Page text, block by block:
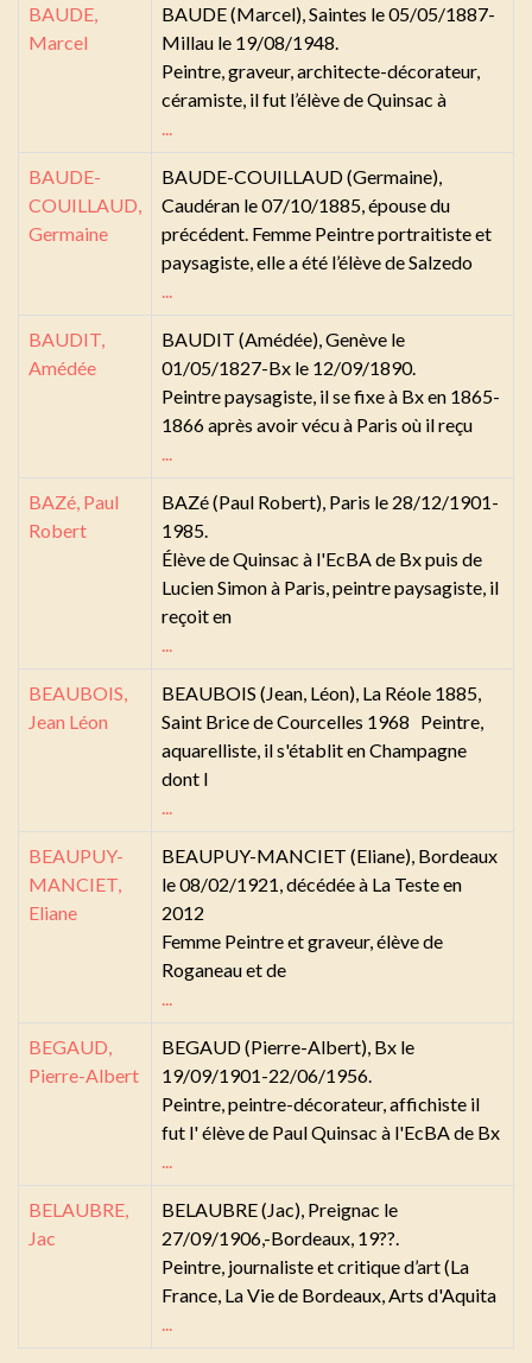
BAUDE,
Marcel
BAUDE (Marcel), Saintes le 05/05/1887-
Millau le 19/08/1948.
Peintre, graveur, architecte-décorateur,
céramiste, il fut l’élève de Quinsac à
BAUDE-
COUILLAUD,
Germaine
BAUDE-COUILLAUD (Germaine),
Caudéran le 07/10/1885, épouse du
précédent. Femme Peintre portraitiste et
paysagiste, elle a été l’élève de Salzedo
BAUDIT,
Amédée
BAUDIT (Amédée), Genève le
01/05/1827-Bx le 12/09/1890.
Peintre paysagiste, il se fixe à Bx en 1865-
1866 après avoir vécu à Paris où il reçu
BAZé, Paul
Robert
BAZé (Paul Robert), Paris le 28/12/1901-
1985.
Élève de Quinsac à l'EcBA de Bx puis de
Lucien Simon à Paris, peintre paysagiste, il
reçoit en
BEAUBOIS,
Jean Léon
BEAUBOIS (Jean, Léon), La Réole 1885,
Saint Brice de Courcelles 1968 Peintre,
aquarelliste, il s'établit en Champagne
dont l
BEAUPUY-
MANCIET,
Eliane
BEAUPUY-MANCIET (Eliane), Bordeaux
le 08/02/1921, décédée à La Teste en
2012
Femme Peintre et graveur, élève de
Roganeau et de
BEGAUD,
Pierre-Albert
BEGAUD (Pierre-Albert), Bx le
19/09/1901-22/06/1956.
Peintre, peintre-décorateur, affichiste il
fut l' élève de Paul Quinsac à l'EcBA de Bx
BELAUBRE,
Jac
BELAUBRE (Jac), Preignac le
27/09/1906,-Bordeaux, 19??.
Peintre, journaliste et critique d’art (La
France, La Vie de Bordeaux, Arts d'Aquita